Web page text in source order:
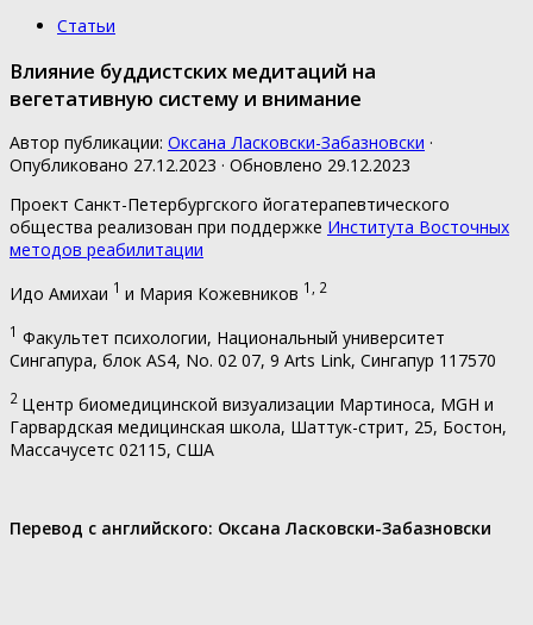
Статьи
Влияние буддистских медитаций на
вегетативную систему и внимание
Автор публикации: Оксана Ласковски-Забазновски ·
Опубликовано 27.12.2023 · Обновлено 29.12.2023
Проект Санкт-Петербургского йогатерапевтического
общества реализован при поддержке Института Восточных
методов реабилитации
Идо Амихаи 1 и Mария Кожевников 1, 2
1 Факультет психологии, Национальный университет
Сингапура, блок AS4, No. 02 07, 9 Arts Link, Сингапур 117570
2 Центр биомедицинской визуализации Мартиноса, MGH и
Гарвардская медицинская школа, Шаттук-стрит, 25, Бостон,
Массачусетс 02115, США
Перевод с английского: Оксана Ласковски-Забазновски